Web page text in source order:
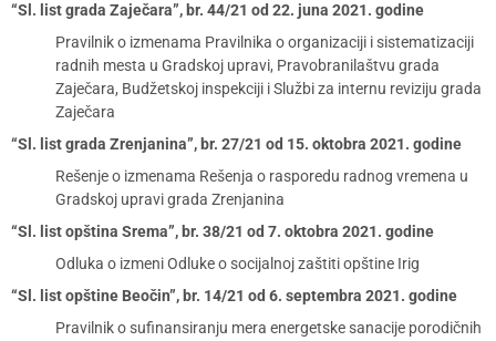
“Sl. list grada Zaječara”, br. 44/21 od 22. juna 2021. godine
Pravilnik o izmenama Pravilnika o organizaciji i sistematizaciji
radnih mesta u Gradskoj upravi, Pravobranilaštvu grada
Zaječara, Budžetskoj inspekciji i Službi za internu reviziju grada
Zaječara
“Sl. list grada Zrenjanina”, br. 27/21 od 15. oktobra 2021. godine
Rešenje o izmenama Rešenja o rasporedu radnog vremena u
Gradskoj upravi grada Zrenjanina
“Sl. list opština Srema”, br. 38/21 od 7. oktobra 2021. godine
Odluka o izmeni Odluke o socijalnoj zaštiti opštine Irig
“Sl. list opštine Beočin”, br. 14/21 od 6. septembra 2021. godine
Pravilnik o sufinansiranju mera energetske sanacije porodičnih